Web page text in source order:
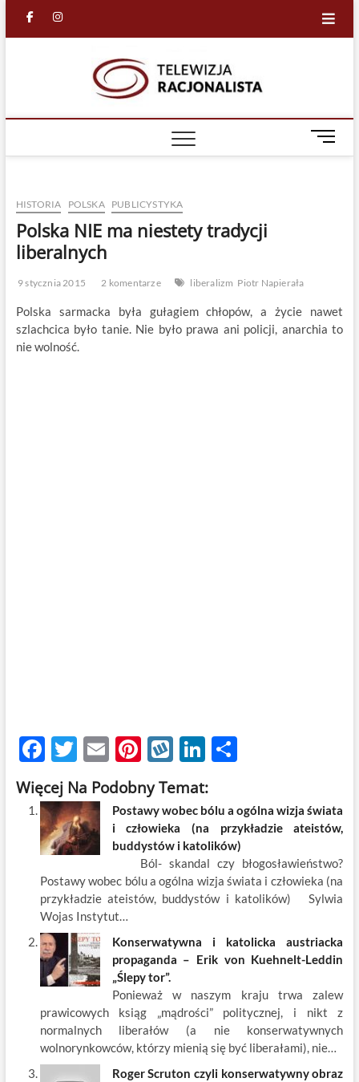
facebook
in
M
e
HISTORIA POLSKA PUBLICYSTYKA
Polska NIE ma niestety tradycji
liberalnych
9 stycznia 2015 2 komentarze liberalizm Piotr Napierała
Polska sarmacka była gułagiem chłopów, a życie nawet
szlachcica było tanie. Nie było prawa ani policji, anarchia to
nie wolność.
F
ac
e
b
o
o
k
T
w
itt
er
E
m
ail
Pi
nt
er
es
t
W
k
o
p
Li
k
e
dI
n
S
ar
e
Więcej Na Podobny Temat:
Postawy wobec bólu a ogólna wizja świata
i człowieka (na przykładzie ateistów,
buddystów i katolików)
Ból- skandal czy błogosławieństwo?
Postawy wobec bólu a ogólna wizja świata i człowieka (na
przykładzie ateistów, buddystów i katolików) Sylwia
Wojas Instytut…
Konserwatywna i katolicka austriacka
propaganda – Erik von Kuehnelt-Leddin
„Ślepy tor”.
Ponieważ w naszym kraju trwa zalew
prawicowych ksiąg „mądrości” politycznej, i nikt z
normalnych liberałów (a nie konserwatywnych
wolnorynkowców, którzy mienią się być liberałami), nie…
Roger Scruton czyli konserwatywny obraz